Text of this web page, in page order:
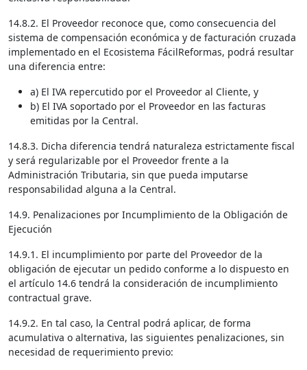
14.8.2. El Proveedor reconoce que, como consecuencia del
sistema de compensación económica y de facturación cruzada
implementado en el Ecosistema FácilReformas, podrá resultar
una diferencia entre:
a) El IVA repercutido por el Proveedor al Cliente, y
b) El IVA soportado por el Proveedor en las facturas
emitidas por la Central.
14.8.3. Dicha diferencia tendrá naturaleza estrictamente fiscal
y será regularizable por el Proveedor frente a la
Administración Tributaria, sin que pueda imputarse
responsabilidad alguna a la Central.
14.9. Penalizaciones por Incumplimiento de la Obligación de
Ejecución
14.9.1. El incumplimiento por parte del Proveedor de la
obligación de ejecutar un pedido conforme a lo dispuesto en
el artículo 14.6 tendrá la consideración de incumplimiento
contractual grave.
14.9.2. En tal caso, la Central podrá aplicar, de forma
acumulativa o alternativa, las siguientes penalizaciones, sin
necesidad de requerimiento previo: